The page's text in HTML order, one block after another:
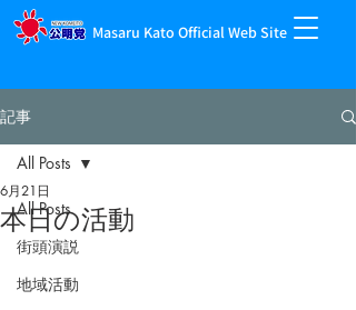
Masaru Kato Official Web Site
記事
All Posts
街頭演説
地域活動
All Posts
本日の活動
6月21日